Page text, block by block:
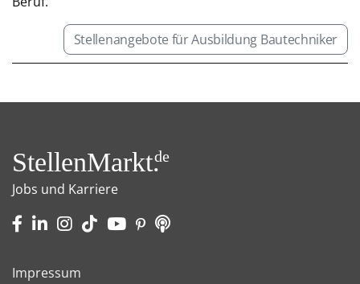
Stellenangebote für Ausbildung Bautechniker
StellenMarkt.de
Jobs und Karriere
Impressum